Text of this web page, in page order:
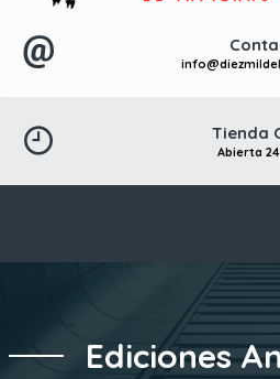
Tienda
Abierta
Ediciones